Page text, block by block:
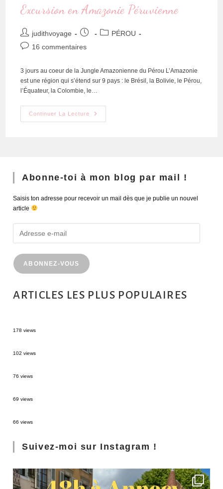
Excursion en Amazonie Péruvienne
judithvoyage
PÉROU
16 commentaires
3 jours au coeur de la Jungle Amazonienne du Pérou L’Amazonie
est une région qui s’étend sur 9 pays : le Brésil, la Bolivie, le Pérou,
l’Équateur, la Colombie, le…
Continuer La Lecture
Abonne-toi à mon blog par mail !
Saisis ton adresse pour recevoir un mail dès que je publie un nouvel
article
ABONNEZ-VOUS
ARTICLES LES PLUS POPULAIRES
178 views
102 views
76 views
69 views
66 views
Suivez-moi sur Instagram !